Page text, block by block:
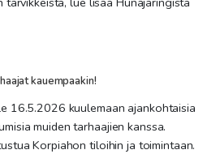
kauempaakin!
16.5.2026 kuulemaan ajankohtaisia
muiden tarhaajien kanssa.
Korpiahon tiloihin ja toimintaan.